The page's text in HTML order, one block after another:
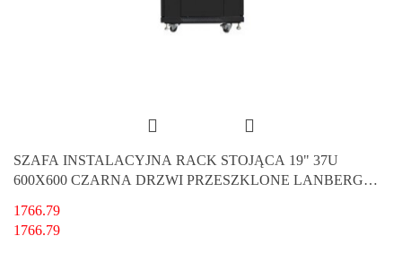
SZAFA INSTALACYJNA RACK STOJĄCA 19" 37U
600X600 CZARNA DRZWI PRZESZKLONE LANBERG
1766.79
1766.79